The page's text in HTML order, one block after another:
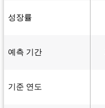
성장률
예측 기간
기준 연도